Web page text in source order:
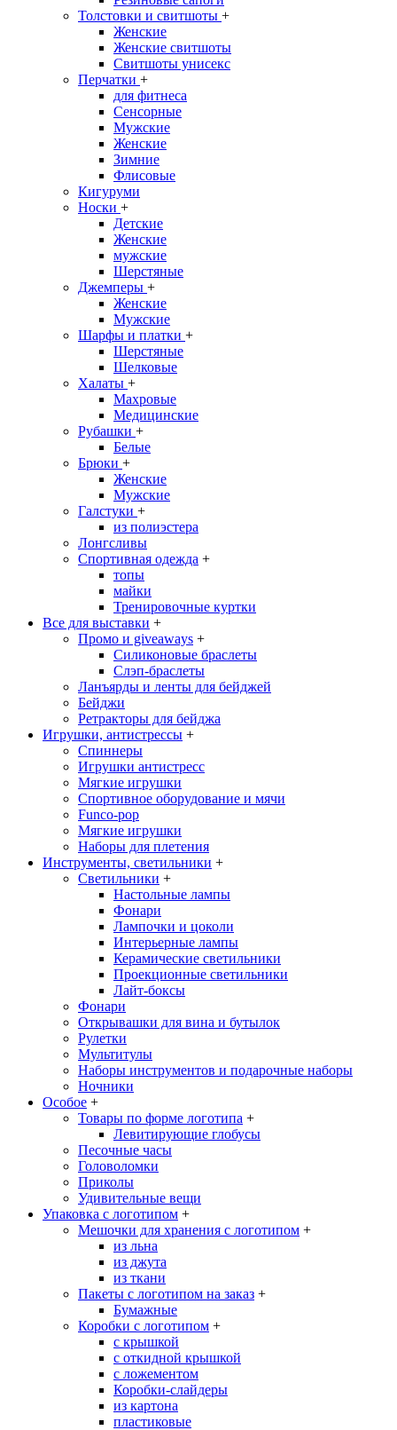
Толстовки и свитшоты +
Женские
Женские свитшоты
Свитшоты унисекс
Перчатки +
для фитнеса
Сенсорные
Мужские
Женские
Зимние
Флисовые
Кигуруми
Носки +
Детские
Женские
мужские
Шерстяные
Джемперы +
Женские
Мужские
Шарфы и платки +
Шерстяные
Шелковые
Халаты +
Махровые
Медицинские
Рубашки +
Белые
Брюки +
Женские
Мужские
Галстуки +
из полиэстера
Лонгсливы
Спортивная одежда +
топы
майки
Тренировочные куртки
Все для выставки +
Промо и giveaways +
Силиконовые браслеты
Cлэп-браслеты
Ланъярды и ленты для бейджей
Бейджи
Ретракторы для бейджа
Игрушки, антистрессы +
Спиннеры
Игрушки антистресс
Мягкие игрушки
Спортивное оборудование и мячи
Funco-pop
Мягкие игрушки
Наборы для плетения
Инструменты, светильники +
Светильники +
Настольные лампы
Фонари
Лампочки и цоколи
Интерьерные лампы
Керамические светильники
Проекционные светильники
Лайт-боксы
Фонари
Открывашки для вина и бутылок
Рулетки
Мультитулы
Наборы инструментов и подарочные наборы
Ночники
Особое +
Товары по форме логотипа +
Левитирующие глобусы
Песочные часы
Головоломки
Приколы
Удивительные вещи
Упаковка с логотипом +
Мешочки для хранения с логотипом +
из льна
из джута
из ткани
Пакеты с логотипом на заказ +
Бумажные
Коробки с логотипом +
с крышкой
с откидной крышкой
с ложементом
Коробки-слайдеры
из картона
пластиковые